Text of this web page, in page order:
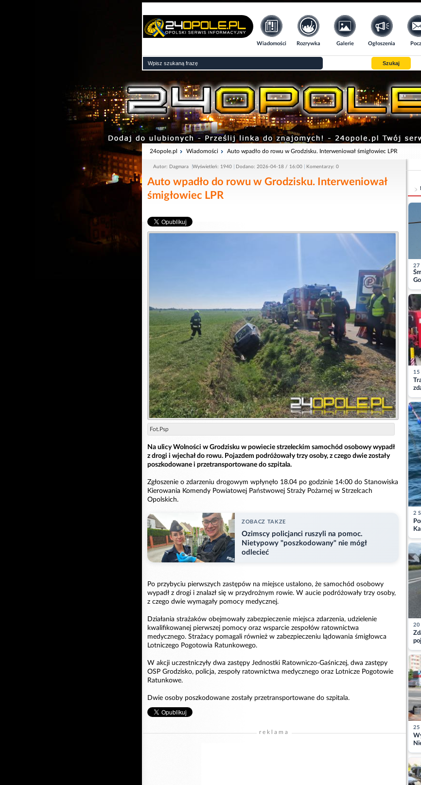
Wiadomości Rozrywka Galerie Ogłoszenia
Szukaj
24opole.pl Wiadomości Auto wpadło do rowu w Grodzisku. Interweniował śmigłowiec LPR
Autor: Dagmara Wyświetleń: 1940 Dodano: 2026-04-18 / 16:00 Komentarzy: 0
Auto wpadło do rowu w Grodzisku. Interweniował
śmigłowiec LPR
Fot.Psp
Na ulicy Wolności w Grodzisku w powiecie strzeleckim samochód osobowy wypadł
z drogi i wjechał do rowu. Pojazdem podróżowały trzy osoby, z czego dwie zostały
poszkodowane i przetransportowane do szpitala.
Zgłoszenie o zdarzeniu drogowym wpłynęło 18.04 po godzinie 14:00 do Stanowiska
Kierowania Komendy Powiatowej Państwowej Straży Pożarnej w Strzelcach
Opolskich.
ZOBACZ TAKZE
Ozimscy policjanci ruszyli na pomoc.
Nietypowy "poszkodowany" nie mógł
odlecieć
Po przybyciu pierwszych zastępów na miejsce ustalono, że samochód osobowy
wypadł z drogi i znalazł się w przydrożnym rowie. W aucie podróżowały trzy osoby,
z czego dwie wymagały pomocy medycznej.
Działania strażaków obejmowały zabezpieczenie miejsca zdarzenia, udzielenie
kwalifikowanej pierwszej pomocy oraz wsparcie zespołów ratownictwa
medycznego. Strażacy pomagali również w zabezpieczeniu lądowania śmigłowca
Lotniczego Pogotowia Ratunkowego.
W akcji uczestniczyły dwa zastępy Jednostki Ratowniczo-Gaśniczej, dwa zastępy
OSP Grodzisko, policja, zespoły ratownictwa medycznego oraz Lotnicze Pogotowie
Ratunkowe.
Dwie osoby poszkodowane zostały przetransportowane do szpitala.
reklama
27
15
2
20
z
25